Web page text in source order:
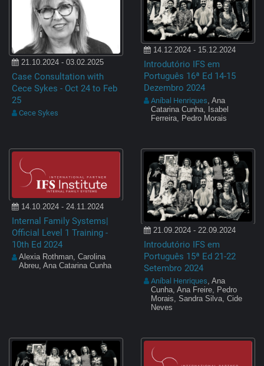
21.10.2024 - 03.02.2025
Case Consultation with
Cece Sykes - Oct 24 to Feb
25
Cece Sykes
14.12.2024 - 15.12.2024
Introdutório IFS em
Português 16ª Ed 14-15
Dezembro 2024
Aníbal Henriques, Ana
Catarina Cunha, Isabel
Ferreira, Pedro Morais
14.10.2024 - 24.11.2024
Internal Family Systems|
Official Level 1 Training -
10th Ed 2024
Alexia Rothman, Carolina
Abreu, Ana Catarina Cunha
21.09.2024 - 22.09.2024
Introdutório IFS em
Português 15ª Ed 21-22
Setembro 2024
Aníbal Henriques, Ana
Cunha, Ana Freire, Pedro
Morais, Sandra Silva, Cide
Neves